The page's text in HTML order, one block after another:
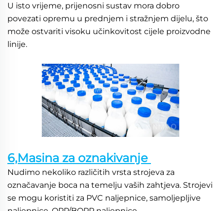
U isto vrijeme, prijenosni sustav mora dobro
povezati opremu u prednjem i stražnjem dijelu, što
može ostvariti visoku učinkovitost cijele proizvodne
linije.
6,Masina za oznakivanje
Nudimo nekoliko različitih vrsta strojeva za
označavanje boca na temelju vaših zahtjeva. Strojevi
se mogu koristiti za PVC naljepnice, samoljepljive